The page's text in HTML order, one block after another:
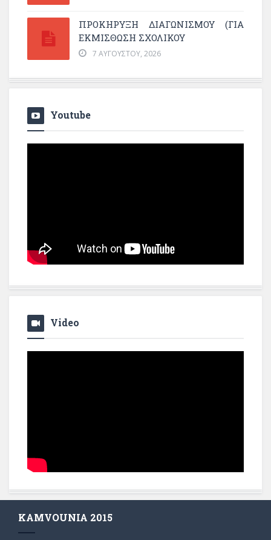
ΠΡΟΚΗΡΥΞΗ ΔΙΑΓΩΝΙΣΜΟΥ (ΓΙΑ
ΕΚΜΊΣΘΩΣΗ ΣΧΟΛΙΚΟΎ
7 ΑΥΓΟΎΣΤΟΥ, 2026
Youtube
Video
KAMVOUNIA 2015